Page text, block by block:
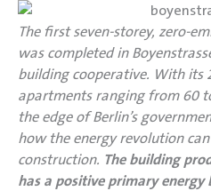
The first seven-storey, zero-
was completed in
building cooperative. With its
apartments ranging from 60
the edge of Berlin’s
how the energy revolution
construction. The building
has a positive primary energy